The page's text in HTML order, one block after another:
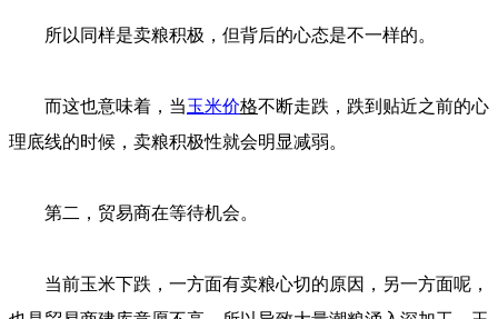
所以同样是卖粮积极，但背后的心态是不一样的。
而这也意味着，当玉米价格不断走跌，跌到贴近之前的心
理底线的时候，卖粮积极性就会明显减弱。
第二，贸易商在等待机会。
当前玉米下跌，一方面有卖粮心切的原因，另一方面呢，